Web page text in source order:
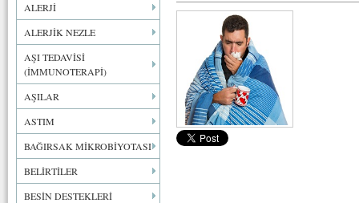
ALERJİ
ALERJİK NEZLE
AŞI TEDAVİSİ
(İMMUNOTERAPİ)
AŞILAR
ASTIM
BAĞIRSAK MİKROBİYOTASI
BELİRTİLER
BESİN DESTEKLERİ